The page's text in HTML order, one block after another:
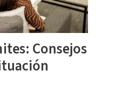
Consejos